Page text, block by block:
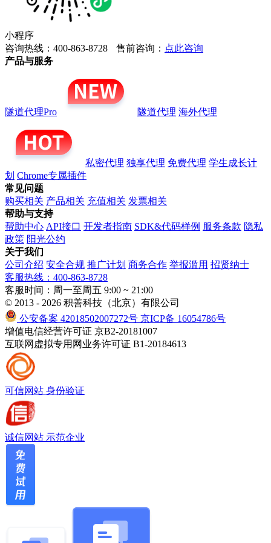
小程序
咨询热线：400-863-8728
售前咨询： 点此咨询
产品与服务
隧道代理Pro 隧道代理 海外代理
私密代理 独享代理 免费代理 学生成长计
划 Chrome专属插件
常见问题
购买相关 产品相关 充值相关 发票相关
帮助与支持
帮助中心 API接口 开发者指南 SDK&代码样例 服务条款 隐私
政策 阳光公约
关于我们
公司介绍 安全合规 推广计划 商务合作 举报滥用 招贤纳士
客服热线：400-863-8728
客服时间：周一至周五 9:00 ~ 21:00
© 2013 - 2026 积善科技（北京）有限公司
公安备案 42018502007272号 京ICP备 16054786号
增值电信经营许可证 京B2-20181007
互联网虚拟专用网业务许可证 B1-20184613
可信网站 身份验证
诚信网站 示范企业